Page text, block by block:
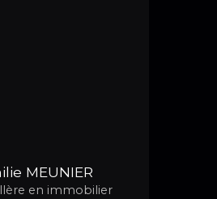
MEUNIER
en immobilier